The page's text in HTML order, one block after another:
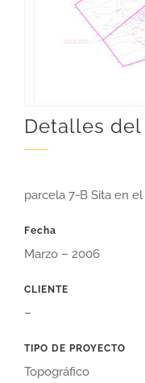
Detalles
parcela 7-B Sita en el
Fecha
Marzo – 2006
CLIENTE
–
TIPO DE PROYECTO
Topográfico